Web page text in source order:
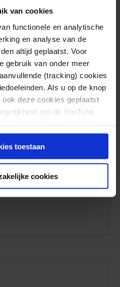
van cookies
functionele en analytische
en analyse van de
altijd geplaatst. Voor
gebruik van onder meer
(tracking) cookies
Als u op de knop
deze cookies geplaatst
om de YouTube
toestaan
cookies